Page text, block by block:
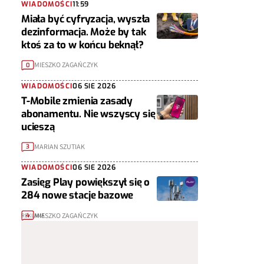
WIADOMOŚCI11:59
Miała być cyfryzacja, wyszła
dezinformacja. Może by tak
ktoś za to w końcu beknął?
0 MIESZKO ZAGAŃCZYK
WIADOMOŚCI06 SIE 2026
T-Mobile zmienia zasady
abonamentu. Nie wszyscy się
ucieszą
3 MARIAN SZUTIAK
WIADOMOŚCI06 SIE 2026
Zasięg Play powiększył się o
284 nowe stacje bazowe
4 MIESZKO ZAGAŃCZYK